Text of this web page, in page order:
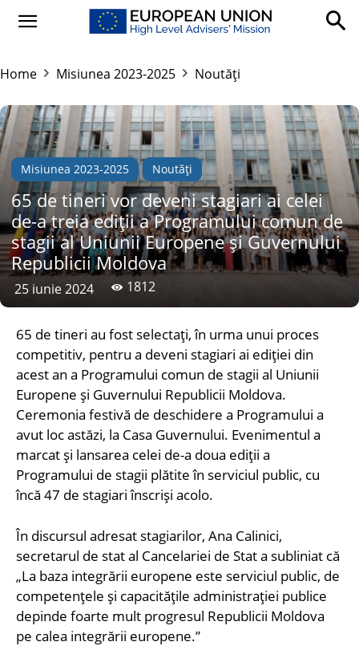
Home Misiunea 2023-2025 Noutăți
Misiunea 2023-2025 Noutăți
65 de tineri vor deveni stagiari ai celei
de-a treia ediții a Programului comun de
stagii al Uniunii Europene și Guvernului
Republicii Moldova
25 iunie 2024 1812
65 de tineri au fost selectați, în urma unui proces
competitiv, pentru a deveni stagiari ai ediției din
acest an a Programului comun de stagii al Uniunii
Europene și Guvernului Republicii Moldova.
Ceremonia festivă de deschidere a Programului a
avut loc astăzi, la Casa Guvernului. Evenimentul a
marcat și lansarea celei de-a doua ediții a
Programului de stagii plătite în serviciul public, cu
încă 47 de stagiari înscriși acolo.
În discursul adresat stagiarilor, Ana Calinici,
secretarul de stat al Cancelariei de Stat a subliniat că
„La baza integrării europene este serviciul public, de
competențele și capacitățile administrației publice
depinde foarte mult progresul Republicii Moldova
pe calea integrării europene.”